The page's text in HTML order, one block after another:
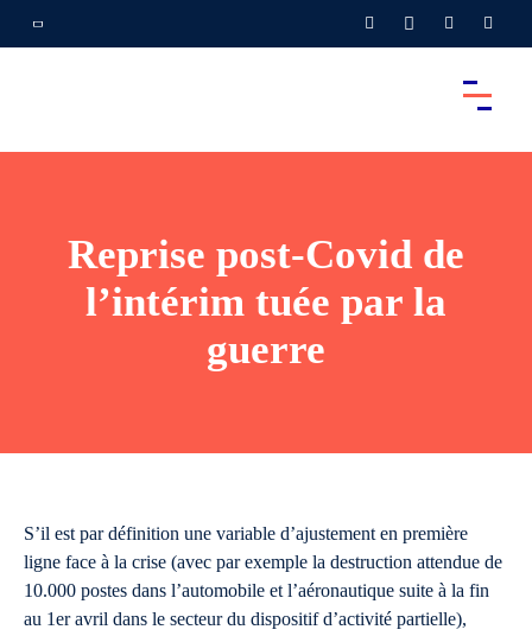
Reprise post-Covid de
l’intérim tuée par la
guerre
S’il est par définition une variable d’ajustement en première
ligne face à la crise (avec par exemple la destruction attendue de
10.000 postes dans l’automobile et l’aéronautique suite à la fin
au 1er avril dans le secteur du dispositif d’activité partielle),